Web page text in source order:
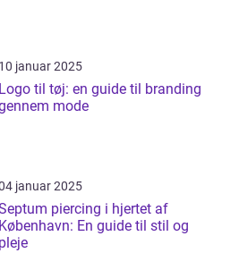
10 januar 2025
Logo til tøj: en guide til branding
mode
januar 2025
piercing i hjertet af
København: En guide til stil og
pleje